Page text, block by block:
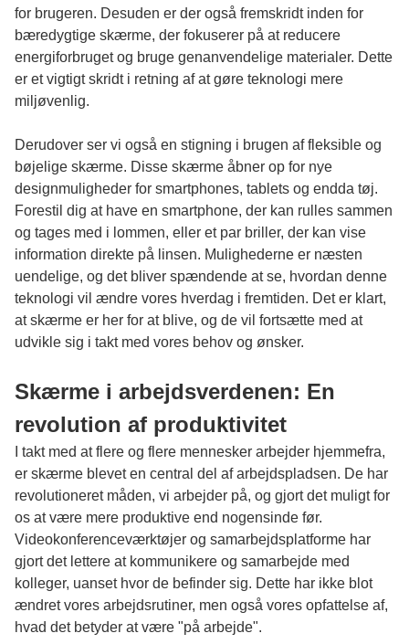
for brugeren. Desuden er der også fremskridt inden for
bæredygtige skærme, der fokuserer på at reducere
energiforbruget og bruge genanvendelige materialer. Dette
er et vigtigt skridt i retning af at gøre teknologi mere
miljøvenlig.
Derudover ser vi også en stigning i brugen af fleksible og
bøjelige skærme. Disse skærme åbner op for nye
designmuligheder for smartphones, tablets og endda tøj.
Forestil dig at have en smartphone, der kan rulles sammen
og tages med i lommen, eller et par briller, der kan vise
information direkte på linsen. Mulighederne er næsten
uendelige, og det bliver spændende at se, hvordan denne
teknologi vil ændre vores hverdag i fremtiden. Det er klart,
at skærme er her for at blive, og de vil fortsætte med at
udvikle sig i takt med vores behov og ønsker.
Skærme i arbejdsverdenen: En
revolution af produktivitet
I takt med at flere og flere mennesker arbejder hjemmefra,
er skærme blevet en central del af arbejdspladsen. De har
revolutioneret måden, vi arbejder på, og gjort det muligt for
os at være mere produktive end nogensinde før.
Videokonferenceværktøjer og samarbejdsplatforme har
gjort det lettere at kommunikere og samarbejde med
kolleger, uanset hvor de befinder sig. Dette har ikke blot
ændret vores arbejdsrutiner, men også vores opfattelse af,
hvad det betyder at være "på arbejde".